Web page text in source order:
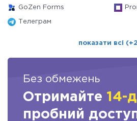
GoZen Forms
Телеграм
показати всі
Без обмежень
Отримайте 14-
пробний